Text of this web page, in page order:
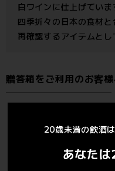
20歳未満の飲酒
あなた
白ワインに仕上げていま
四季折々の日本の食材
再確認するアイテムとし
贈答箱をご利用のお客
は、事前に商品本数と箱
際「お問い合わせ欄」に